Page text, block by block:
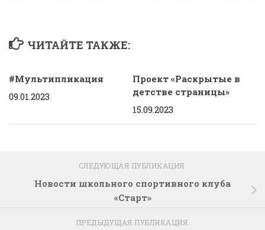
ЧИТАЙТЕ ТАКЖЕ:
#Мультипликация
09.01.2023
Проект «Раскрытые в
детстве страницы»
15.09.2023
СЛЕДУЮЩАЯ ПУБЛИКАЦИЯ
Новости школьного спортивного клуба
«Старт»
ПРЕДЫДУЩАЯ ПУБЛИКАЦИЯ